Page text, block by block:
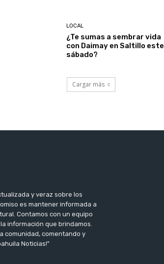
LOCAL
¿Te sumas a sembrar vida
con Daimay en Saltillo este
sábado?
Cargar más
y veraz sobre los
es mantener informada a
Contamos con un equipo
información que brindamos.
comunidad, comentando y
Noticias!"